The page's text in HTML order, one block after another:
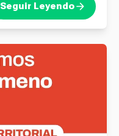
Seguir Leyendo